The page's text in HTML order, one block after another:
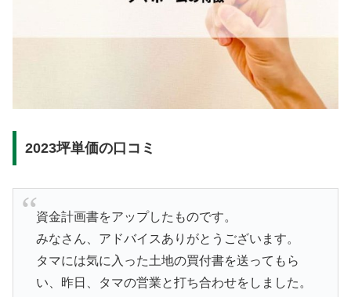
2023坪単価の口コミ
資金計画書をアップしたものです。
みなさん、アドバイスありがとうございます。
タマには気に入った土地の買付書を送ってもら
い、昨日、タマの営業と打ち合わせをしました。